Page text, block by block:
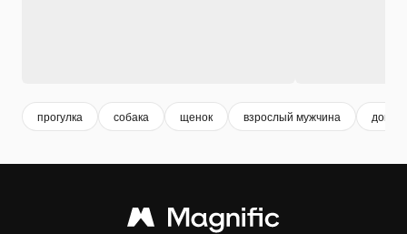
прогулка собака щенок взрослый мужчина